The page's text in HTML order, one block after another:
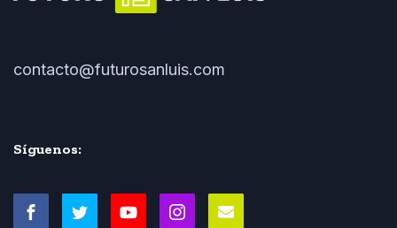
contacto@futurosanluis.com
Síguenos: